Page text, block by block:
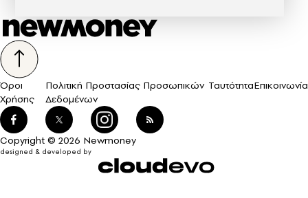
Όροι
Χρήσης
Πολιτική Προστασίας Προσωπικών
Δεδομένων
ΤαυτότηταΕπικοινωνία
Copyright © 2026 Newmoney
designed & developed by